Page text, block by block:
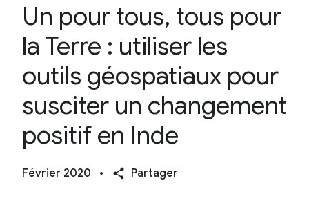
Un pour tous, tous pour
la Terre : utiliser les
outils géospatiaux pour
susciter un changement
positif en Inde
Février 2020 • Partager